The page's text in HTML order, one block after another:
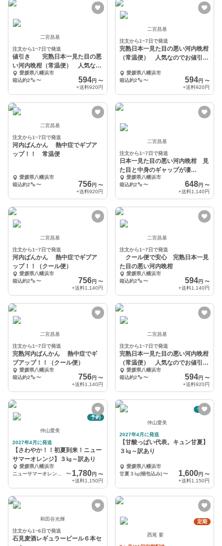
二宮昌基
注文から1~7日で発送
値引き 完熟日本一見た目の悪
い河内晩柑（常温便） 人気なの
でお値引き継続中
愛媛県八幡浜市
箱込約2㌔〜 594円 〜
+送料920円
二宮昌基
注文から1~7日で発送
完熟日本一見た目の悪い河内晩柑
（常温便） 人気なのでお値引き
愛媛県八幡浜市
箱込約2㌔ 〜 594円 〜
+送料920円
二宮昌基
注文から1~7日で発送
河内ばんかん 熱中症でギブア
ップ！！ 常温便
愛媛県八幡浜市
箱込約2㌔〜 756円 〜
+送料920円
二宮昌基
注文から1~7日で発送
日本一見た目の悪い河内晩柑 見
た目と中身のギャップが凄
い お得な価格
愛媛県八幡浜市
箱込約2㌔ 〜 648円 〜
+送料1,140円
二宮昌基
注文から1~7日で発送
河内ばんかん 熱中症でギブア
ップ！！（クール便）
愛媛県八幡浜市
箱込約2㌔〜 756円 〜
+送料1,140円
二宮昌基
注文から1~7日で発送
クール便で安心 完熟日本一見
た目の悪い河内晩柑
愛媛県八幡浜市
箱込約2㌔ 〜 594円 〜
+送料1,140円
二宮昌基
注文から1~7日で発送
完熟河内ばんかん 熱中症でギ
ブアップ！！（クール便）
愛媛県八幡浜市
箱込約2㌔〜 756円 〜
+送料1,140円
二宮昌基
注文から1~7日で発送
完熟日本一見た目の悪い河内晩柑
（常温便） 人気なのでお値引き
継続中
愛媛県八幡浜市
箱込約2㌔ 〜 594円 〜
+送料920円
予約
仲山愛美
2027年4月に発送
【さわやか！！初夏到来！ニュー
サマーオレンジ】３㎏～訳あり
愛媛県八幡浜市
〜 1,780円 〜
+送料1,150円
予約
仲山愛美
2027年4月に発送
【甘酸っぱい代表。キュン甘夏】
３㎏～訳あり
愛媛県八幡浜市
甘夏３㎏(梱包込み) 〜 1,600円 〜
+送料1,150円
和田谷光輝
注文から1~6日で発送
石見麦酒レギュラービール６本セ
定期
西尾 要